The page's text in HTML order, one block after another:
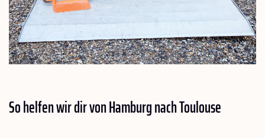
So helfen wir dir von Hamburg nachToulouse